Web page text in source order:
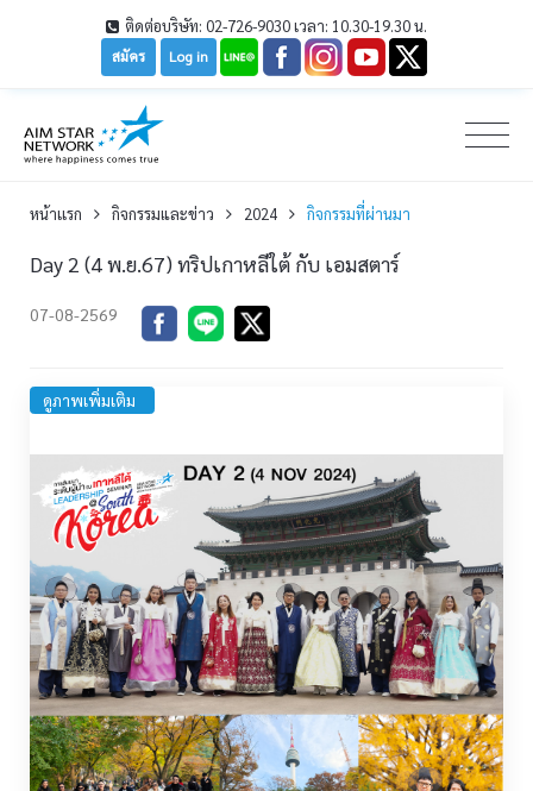
ติดต่อบริษัท: 02-726-9030 เวลา: 10.30-19.30 น.
Log in
สมัคร
หน้าเเรก กิจกรรมและข่าว 2024 กิจกรรมที่ผ่านมา
Day 2 (4 พ.ย.67) ทริปเกาหลีใต้ กับ เอมสตาร์
07-08-2569
ดูภาพเพิ่มเติม